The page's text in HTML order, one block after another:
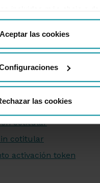
puede obtener más
en cualquier
de Cookies.
Aceptar las cookies
las cookies
de selectividad
cajero
de tarjeta
de deudas
cotitular
cotitular
activación token